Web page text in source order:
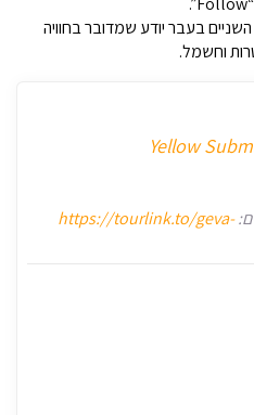
בעבר יודע שמדובר בחוויה
וחשמל.
https://tourlink.to/geva-